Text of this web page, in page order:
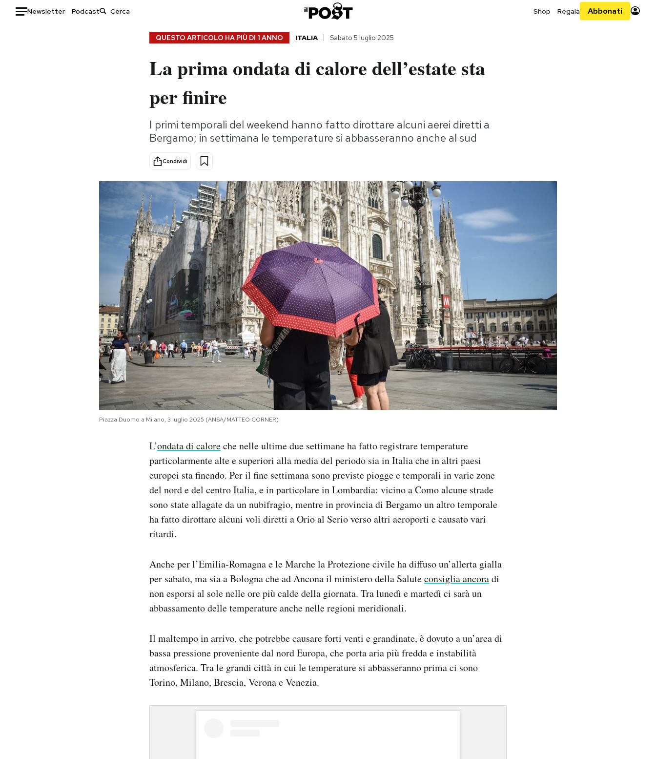
Newsletter Podcast Shop Regala Abbonati
Consumismi
Storie/Idee
Ok Boomer!
Altrecose
Mondiali calcio 2026
AREA PERSONALE
QUESTO ARTICOLO HA PIÙ DI 1 ANNO ITALIA Sabato 5 luglio 2025
La prima ondata di calore dell’estate sta
per finire
I primi temporali del weekend hanno fatto dirottare alcuni aerei diretti a
Bergamo; in settimana le temperature si abbasseranno anche al sud
Condividi
Piazza Duomo a Milano, 3 luglio 2025 (ANSA/MATTEO CORNER)
L’ondata di caloreche nelle ultime due settimane ha fatto registrare temperature
particolarmente alte e superiori alla media del periodo sia in Italia che in altri paesi
europei sta finendo. Per il fine settimana sono previste piogge e temporali in varie zone
del nord e del centro Italia, e in particolare in Lombardia: vicino a Como alcune strade
sono state allagate da un nubifragio, mentre in provincia di Bergamo un altro temporale
ha fatto dirottare alcuni voli diretti a Orio al Serio verso altri aeroporti e causato vari
ritardi.
Anche per l’Emilia-Romagna e le Marche la Protezione civile ha diffuso un’allerta gialla
per sabato, ma sia a Bologna che ad Ancona il ministero della Saluteconsiglia ancoradi
non esporsi al sole nelle ore più calde della giornata. Tra lunedì e martedì ci sarà un
abbassamento delle temperature anche nelle regioni meridionali.
Il maltempo in arrivo, che potrebbe causare forti venti e grandinate, è dovuto a un’area di
bassa pressione proveniente dal nord Europa, che porta aria più fredda e instabilità
atmosferica. Tra le grandi città in cui le temperature si abbasseranno prima ci sono
Torino, Milano, Brescia, Verona e Venezia.